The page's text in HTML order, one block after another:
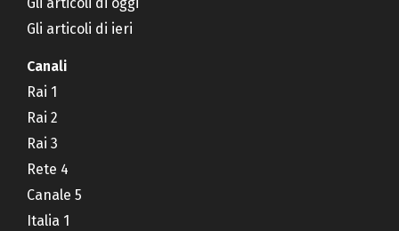
Gli articoli di ieri
Canali
Rai 1
Rai 2
Rai 3
Rete 4
Canale 5
Italia 1